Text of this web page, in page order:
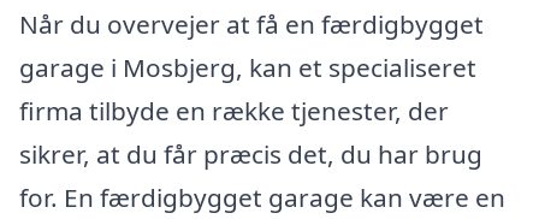
Når du overvejer at få en færdigbygget
garage i Mosbjerg, kan et specialiseret
firma tilbyde en række tjenester, der
sikrer, at du får præcis det, du har brug
for. En færdigbygget garage kan være en